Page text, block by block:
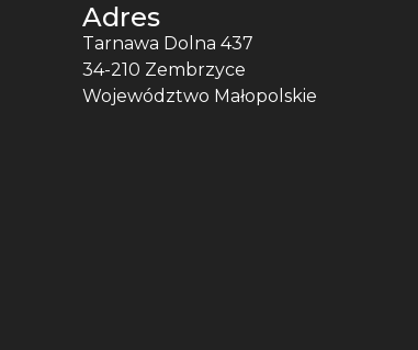
Adres
Tarnawa Dolna 437
34-210 Zembrzyce
Województwo Małopolskie